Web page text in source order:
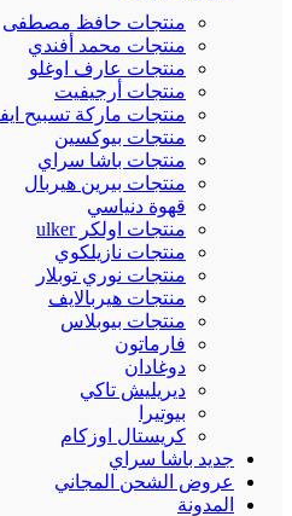
منتجات حافظ مصطفى
منتجات محمد أفندي
منتجات عارف اوغلو
منتجات أرجيفيت
منتجات ماركة تسبيح
منتجات بيوكسين
منتجات باشا سراي
منتجات بيرين هيربال
قهوة دنياسي
منتجات اولكر ulker
منتجات نازيلكوي
منتجات نوري توبلار
منتجات هيربالايف
منتجات بيوبلاس
فارماتون
دوغادان
ديريليش تاكي
بيوتيرا
كريستال اوزكام
جديد باشا سراي
عروض الشحن المجاني
المدونة